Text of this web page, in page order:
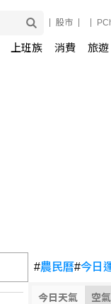
股市
上班族 消費 旅遊
#農民曆#今日
今日天氣 空